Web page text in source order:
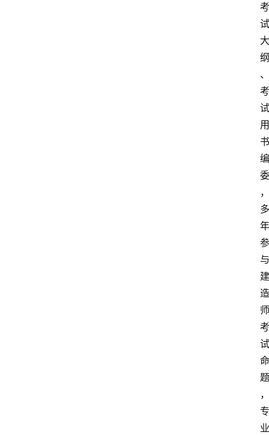
考
试
大
纲
、
考
试
用
书
编
委
，
多
年
参
与
建
造
师
考
试
命
题
，
专
业